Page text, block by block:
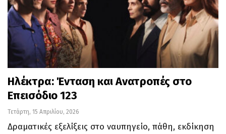
Ηλέκτρα: Ένταση και Ανατροπές στο
Επεισόδιο 123
Τετάρτη, 15 Απριλίου, 2026
Δραματικές εξελίξεις στο ναυπηγείο, πάθη, εκδίκηση